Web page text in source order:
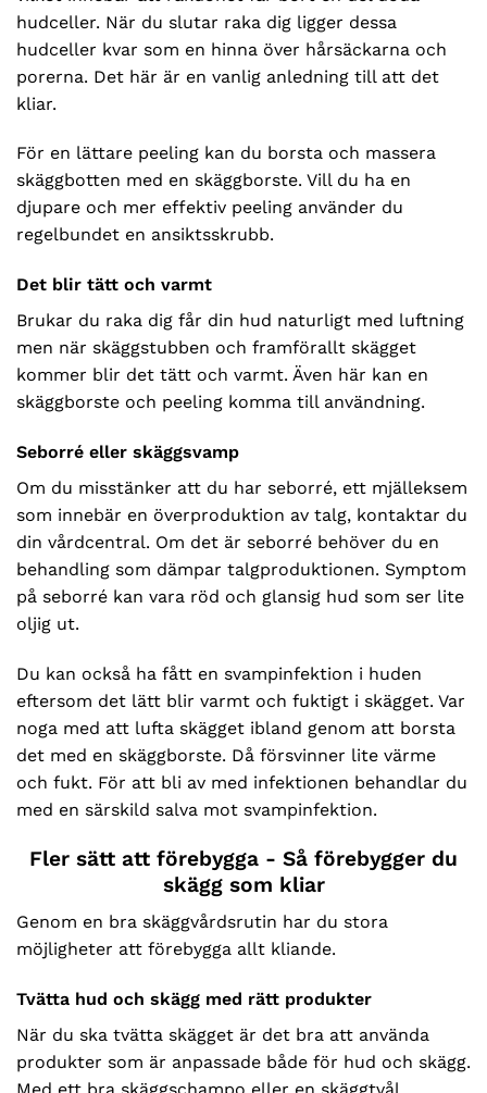
hudceller. När du slutar raka dig ligger dessa
hudceller kvar som en hinna över hårsäckarna och
porerna. Det här är en vanlig anledning till att det
kliar.
För en lättare peeling kan du borsta och massera
skäggbotten med en skäggborste. Vill du ha en
djupare och mer effektiv peeling använder du
regelbundet en ansiktsskrubb.
Det blir tätt och varmt
Brukar du raka dig får din hud naturligt med luftning
men när skäggstubben och framförallt skägget
kommer blir det tätt och varmt. Även här kan en
skäggborste och peeling komma till användning.
Seborré eller skäggsvamp
Om du misstänker att du har seborré, ett mjälleksem
som innebär en överproduktion av talg, kontaktar du
din vårdcentral. Om det är seborré behöver du en
behandling som dämpar talgproduktionen. Symptom
på seborré kan vara röd och glansig hud som ser lite
oljig ut.
Du kan också ha fått en svampinfektion i huden
eftersom det lätt blir varmt och fuktigt i skägget. Var
noga med att lufta skägget ibland genom att borsta
det med en skäggborste. Då försvinner lite värme
och fukt. För att bli av med infektionen behandlar du
med en särskild salva mot svampinfektion.
Fler sätt att förebygga - Så förebygger du
skägg som kliar
Genom en bra skäggvårdsrutin har du stora
möjligheter att förebygga allt kliande.
Tvätta hud och skägg med rätt produkter
När du ska tvätta skägget är det bra att använda
produkter som är anpassade både för hud och skägg.